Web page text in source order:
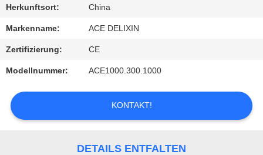
SIE
MIT
UNS
IN
VERBINDUNG
FORDERN
Herkunftsort: China
Markenname: ACE DELIXIN
Zertifizierung: CE
Modellnummer: ACE1000.300.1000
KONTAKT!
DETAILS ENTFALTEN